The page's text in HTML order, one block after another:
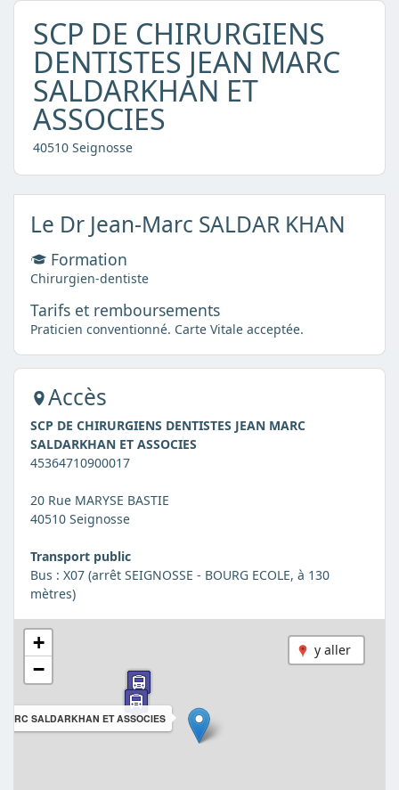
SCP DE CHIRURGIENS
DENTISTES JEAN MARC
SALDARKHAN ET
ASSOCIES
40510 Seignosse
Le Dr Jean-Marc SALDAR KHAN
Formation
Chirurgien-dentiste
Tarifs et remboursements
Praticien conventionné. Carte Vitale acceptée.
Accès
SCP DE CHIRURGIENS DENTISTES JEAN MARC
SALDARKHAN ET ASSOCIES
45364710900017
20 Rue MARYSE BASTIE
40510 Seignosse
Transport public
Bus : X07 (arrêt SEIGNOSSE - BOURG ECOLE, à 130
mètres)
y aller
SALDARKHAN ET ASSOCIES
+
−